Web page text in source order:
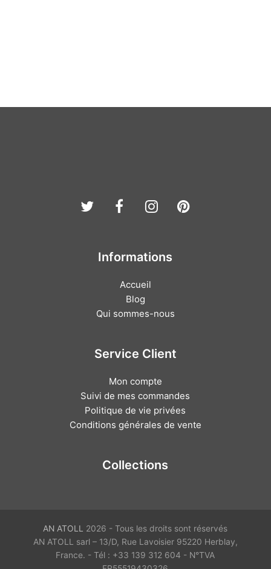
TwitterFacebook
Instagram
Pinterest
Informations
Accueil
Blog
Qui sommes-nous
Service Client
Mon compte
Suivi de mes commandes
Politique de vie privées
Conditions générales de vente
Collections
AN ATOLL
2026 - Tous les droits sont réservés
AN ATOLL sarl – 13/D, Rue Lavoisier 95220 Herblay,
France. - Tél : +33 139 312 604 - N°TVA